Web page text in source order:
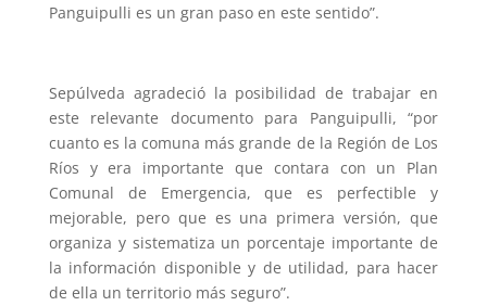
Panguipulli es un gran paso en este sentido”.
Sepúlveda agradeció la posibilidad de trabajar en
este relevante documento para Panguipulli, “por
cuanto es la comuna más grande de la Región de Los
Ríos y era importante que contara con un Plan
Comunal de Emergencia, que es perfectible y
mejorable, pero que es una primera versión, que
organiza y sistematiza un porcentaje importante de
la información disponible y de utilidad, para hacer
de ella un territorio más seguro”.